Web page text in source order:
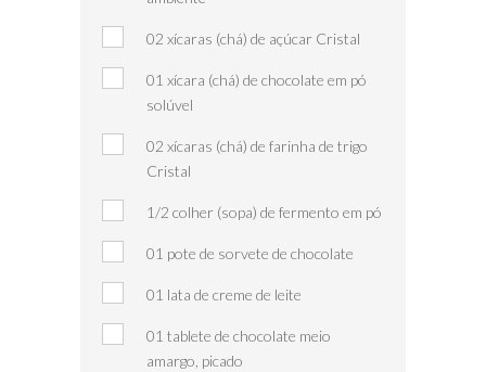
02 xícaras (chá) de açúcar Cristal
01 xícara (chá) de chocolate em pó
solúvel
02 xícaras (chá) de farinha de trigo
Cristal
1/2 colher (sopa) de fermento em pó
01 pote de sorvete de chocolate
01 lata de creme de leite
01 tablete de chocolate meio
amargo, picado